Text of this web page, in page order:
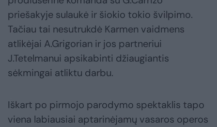
priešakyje sulaukė ir šiokio tokio švilpimo.
Tačiau tai nesutrukdė Karmen vaidmens
atlikėjai A.Grigorian ir jos partneriui
J.Tetelmanui apsikabinti džiaugiantis
sėkmingai atliktu darbu.
Iškart po pirmojo parodymo spektaklis tapo
viena labiausiai aptarinėjamų vasaros operos